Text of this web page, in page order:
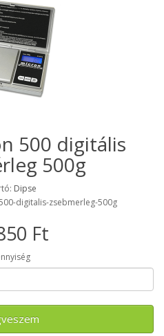
500 digitális
500g
Dipse
digitalis-zsebmerleg-500g
Ft